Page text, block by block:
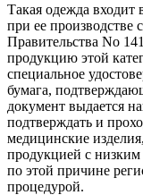
Такая одежда
при ее производстве
Правительства No
продукцию этой
специальное
бумага,
документ выдается
подтверждать и
медицинские
продукцией с
по этой причине
процедурой.